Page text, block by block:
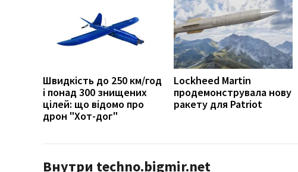
Швидкість до 250 км/год
і понад 300 знищених
цілей: що відомо про
дрон "Хот-дог"
Lockheed Martin
продемонструвала нову
ракету для Patriot
Внутри techno.bigmir.net